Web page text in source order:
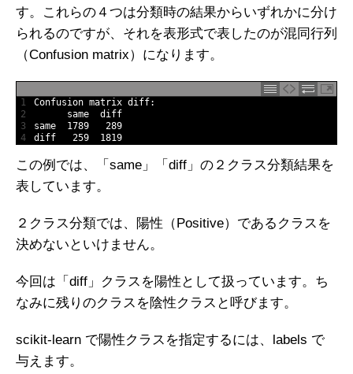
す。これらの４つは分類時の結果からいずれかに分け
られるのですが、それを表形式で表したのが混同行列
（Confusion matrix）になります。
1
2
3
4
Confusion matrix diff:
same diff
same
1789
289
diff
259 1819
この例では、「same」「diff」の２クラス分類結果を
表しています。
２クラス分類では、陽性（Positive）であるクラスを
決めないといけません。
今回は「diff」クラスを陽性として扱っています。ち
なみに残りのクラスを陰性クラスと呼びます。
scikit-learn で陽性クラスを指定するには、labels で
与えます。